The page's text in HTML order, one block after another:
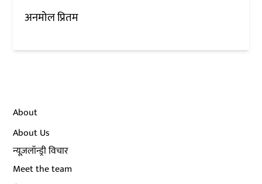
अनमोल प्रितम
About
About Us
न्यूज़लॉन्ड्री विचार
Meet the team